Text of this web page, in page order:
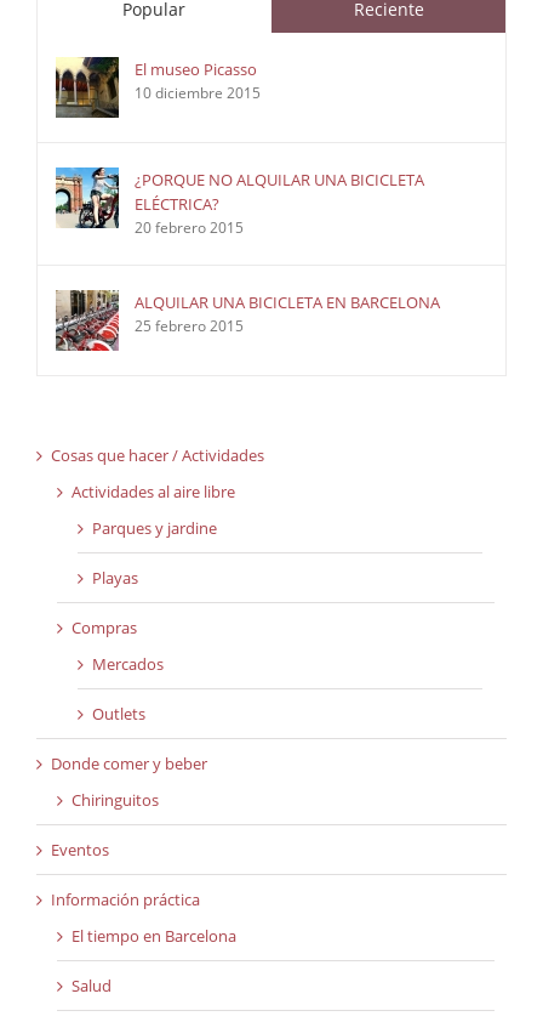
Popular Reciente
El museo Picasso
10 diciembre 2015
¿PORQUE NO ALQUILAR UNA BICICLETA
ELÉCTRICA?
20 febrero 2015
ALQUILAR UNA BICICLETA EN BARCELONA
25 febrero 2015
Cosas que hacer / Actividades
Actividades al aire libre
Parques y jardine
Playas
Compras
Mercados
Outlets
Donde comer y beber
Chiringuitos
Eventos
Información práctica
El tiempo en Barcelona
Salud